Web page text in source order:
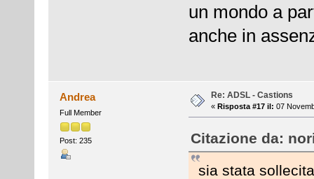
un mondo a
anche in
Andrea
Full Member
Post: 235
Re: ADSL - Castions
« Risposta #17 il: 07
Citazione da:
sia stata